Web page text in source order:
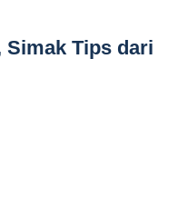
Simak Tips dari